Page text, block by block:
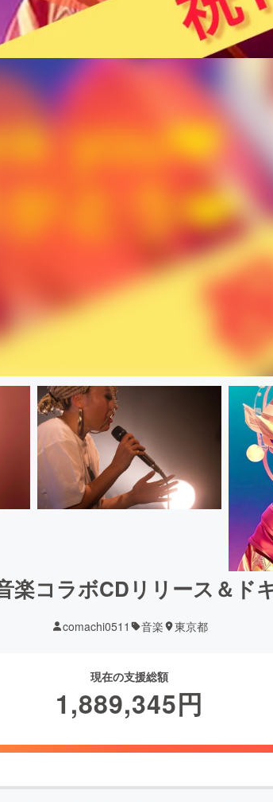
楽コラボCDリリース＆ド
comachi0511 音楽 東京都
現在の支援総額
1,889,345円